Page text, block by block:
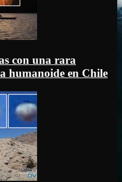
con una rara
humanoide en Chile